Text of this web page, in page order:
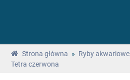
Strona główna » Ryby akwariowe
Tetra czerwona